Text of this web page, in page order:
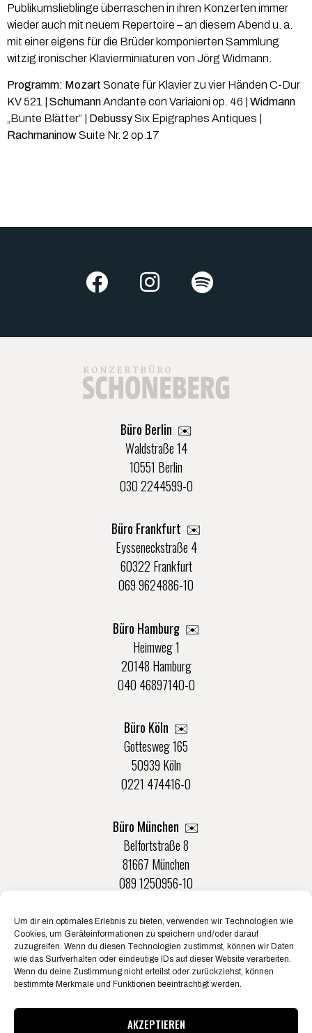
Um dir ein optimales Erlebnis zu bieten, verwenden wir Technologien wie
Cookies, um Geräteinformationen zu speichern und/oder darauf
zuzugreifen. Wenn du diesen Technologien zustimmst, können wir Daten
wie das Surfverhalten oder eindeutige IDs auf dieser Website verarbeiten.
Wenn du deine Zustimmung nicht erteilst oder zurückziehst, können
bestimmte Merkmale und Funktionen beeinträchtigt werden.
AKZEPTIEREN
Publikumslieblinge überraschen in ihren Konzerten immer
wieder auch mit neuem Repertoire – an diesem Abend u. a.
mit einer eigens für die Brüder komponierten Sammlung
witzig ironischer Klavierminiaturen von Jörg Widmann.
Programm: Mozart Sonate für Klavier zu vier Händen C-Dur
KV 521 | SchumannAndante con Variaioni op. 46 | Widmann
„Bunte Blätter“ | DebussySix Epigraphes Antiques |
RachmaninowSuite Nr. 2 op.17
Büro Berlin ✉️
Waldstraße 14
10551 Berlin
030 2244599-0
Büro Frankfurt ✉️
Eysseneckstraße 4
60322 Frankfurt
069 9624886-10
Büro Hamburg ✉️
Heimweg 1
20148 Hamburg
040 46897140-0
Büro Köln ✉️
Gottesweg 165
50939 Köln
0221 474416-0
Büro München ✉️
Belfortstraße 8
81667 München
089 1250956-10
Büro Münster ✉️
Rudolf-Von-Langen-Str. 42
48147 Münster
0251 20132-0